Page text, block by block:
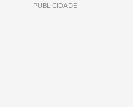
PUBLICIDADE